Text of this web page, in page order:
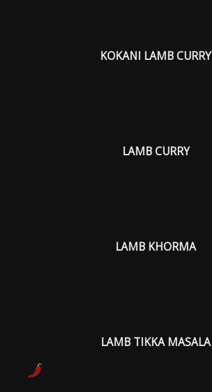
KOKANI LAMB CURRY
LAMB CURRY
LAMB KHORMA
LAMB TIKKA MASALA